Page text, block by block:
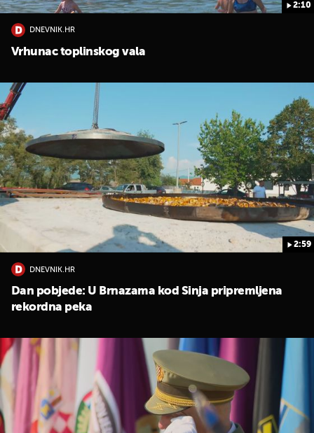
2:10
DNEVNIK.HR
Vrhunac toplinskog vala
2:59
DNEVNIK.HR
Dan pobjede: U Brnazama kod Sinja pripremljena
rekordna peka